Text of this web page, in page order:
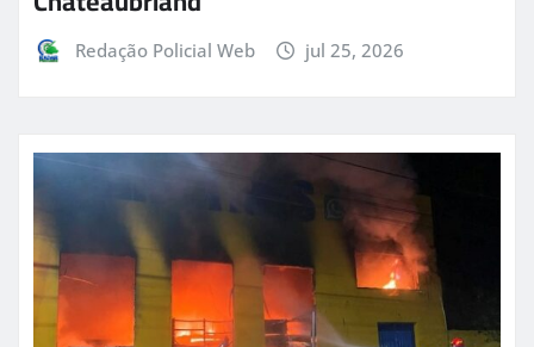
Redação Policial Web jul 25, 2026